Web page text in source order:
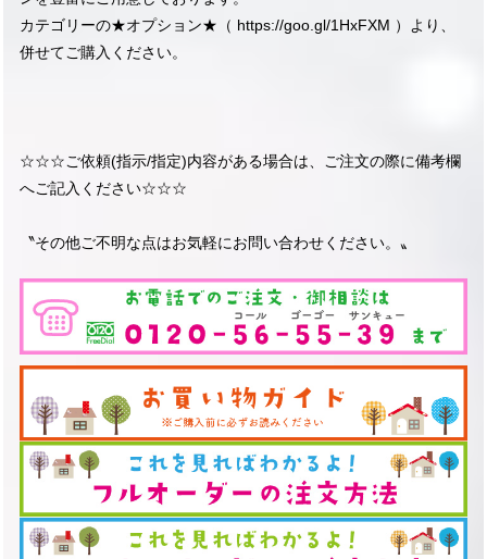
カテゴリーの★オプション★（ https://goo.gl/1HxFXM ）より、
併せてご購入ください。
☆☆☆ご依頼(指示/指定)内容がある場合は、ご注文の際に備考欄
へご記入ください☆☆☆
〝その他ご不明な点はお気軽にお問い合わせください。〟